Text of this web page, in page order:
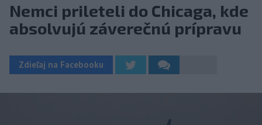
Nemci prileteli do Chicaga, kde
absolvujú záverečnú prípravu
Zdieľaj na Facebooku